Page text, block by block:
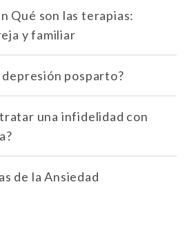
Qué son las terapias:
y familiar
depresión posparto?
una infidelidad con
de la Ansiedad